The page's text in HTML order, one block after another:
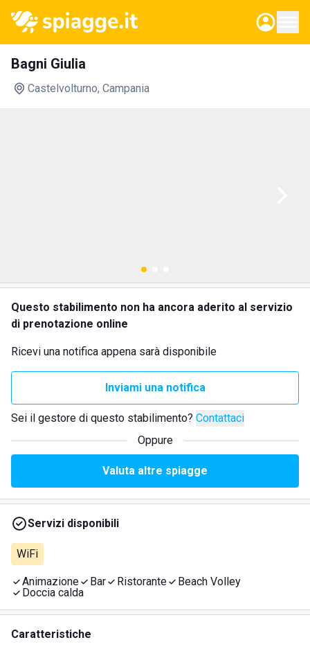
Bagni Giulia
Castelvolturno, Campania
Questo stabilimento non ha ancora aderito al servizio
di prenotazione online
Ricevi una notifica appena sarà disponibile
Inviami una notifica
Sei il gestore di questo stabilimento? Contattaci
Oppure
Valuta altre spiagge
Servizi disponibili
WiFi
Animazione Bar Ristorante
Beach Volley
Doccia calda
Caratteristiche